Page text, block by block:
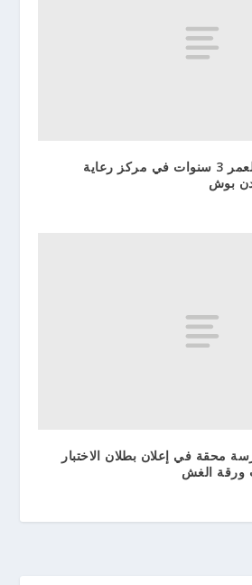
وفاة طفلة تبلغ من العمر 3 سنوات في مركز رعاية
دن بوش
محقة في إعلان بطلان الاختبار
ورقة الغش